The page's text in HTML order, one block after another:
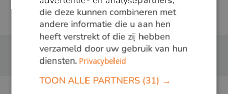
Terug naar overzicht
die deze kunnen combineren met
andere informatie die u aan hen
heeft verstrekt of die zij hebben
verzameld door uw gebruik van hun
diensten. Privacybeleid
TOON ALLE PARTNERS (31) →